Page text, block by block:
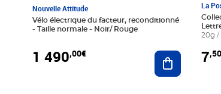
Nouvelle Attitude
Vélo électrique du facteur, reconditionné
- Taille normale - Noir/ Rouge
1 490,00€ Ajouter au
La
20g /
7